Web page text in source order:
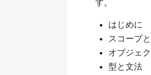
す。
はじめに
スコープ
オブジェ
型と文法